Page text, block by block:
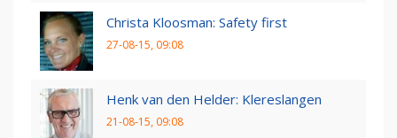
Christa Kloosman: Safety first
27-08-15, 09:08
Henk van den Helder: Klereslangen
21-08-15, 09:08